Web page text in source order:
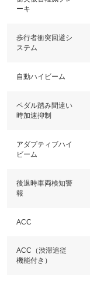
ーキ
歩行者衝突回避シ
ステム
自動ハイビーム
ペダル踏み間違い
時加速抑制
アダプティブハイ
ビーム
後退時車両検知警
報
ACC
ACC（渋滞追従
機能付き）